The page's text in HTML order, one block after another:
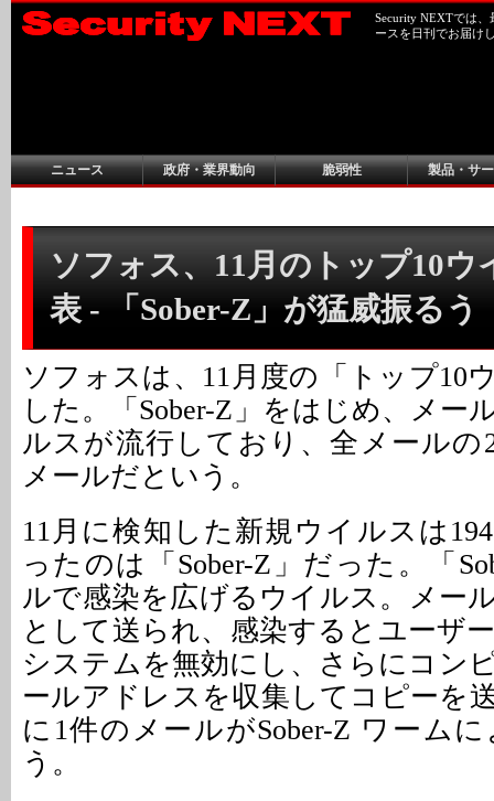
Security NEXTでは
ースを日刊でお届け
ニュース 政府・業界動向 脆弱性 製品・サ
ソフォス、11月のトップ10ウ
表 - 「Sober-Z」が猛威振るう
ソフォスは、11月度の「トップ10
した。「Sober-Z」をはじめ、メー
ルスが流行しており、全メールの
メールだという。
11月に検知した新規ウイルスは
ったのは「Sober-Z」だった。「
ルで感染を広げるウイルス。メー
として送られ、感染するとユーザ
システムを無効にし、さらにコン
ールアドレスを収集してコピーを
に1件のメールがSober-Z ワーム
う。